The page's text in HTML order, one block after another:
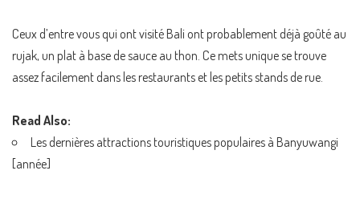
Ceux d’entre vous qui ont visité Bali ont probablement déjà goûté au
rujak, un plat à base de sauce au thon. Ce mets unique se trouve
assez facilement dans les restaurants et les petits stands de rue.
Read Also:
Les dernières attractions touristiques populaires à Banyuwangi
[année]